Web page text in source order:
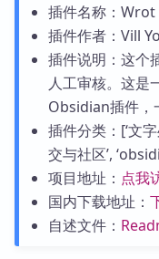
插件名称：Wrot
插件作者：Vill
插件说明：这个
人工审核。这是
Obsidian插件，
插件分类：[‘文字
交与社区’,
项目地址： 点我
国内下载地址：
自述文件：